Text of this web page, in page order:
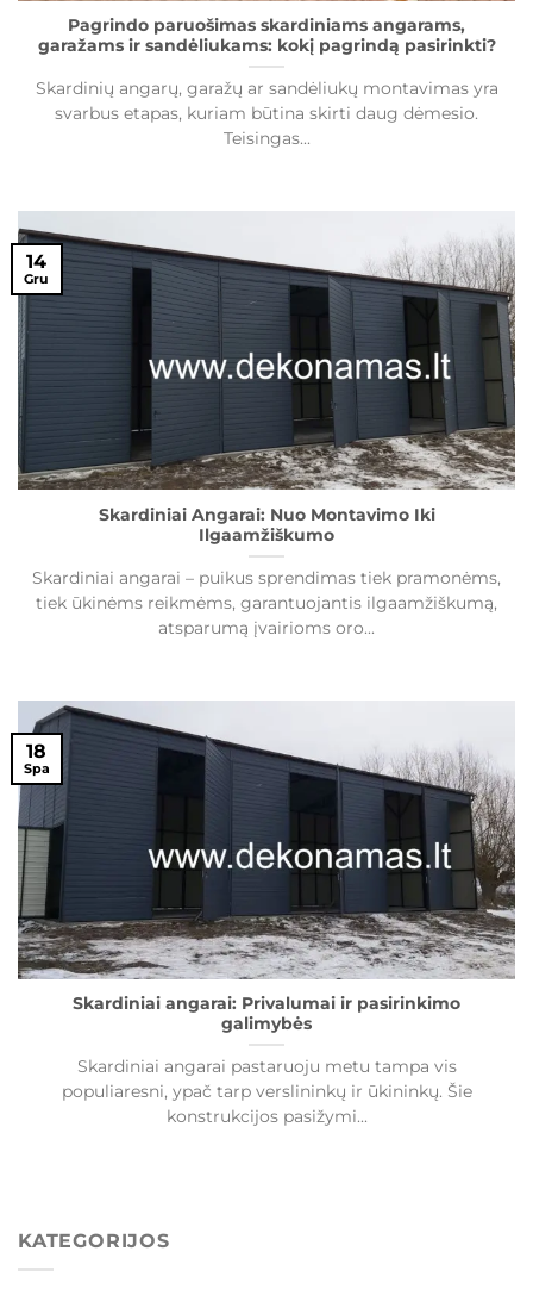
Pagrindo paruošimas skardiniams angarams,
garažams ir sandėliukams: kokį pagrindą pasirinkti?
Skardinių angarų, garažų ar sandėliukų montavimas yra
svarbus etapas, kuriam būtina skirti daug dėmesio.
Teisingas...
Skardiniai Angarai: Nuo Montavimo Iki
Ilgaamžiškumo
Skardiniai angarai – puikus sprendimas tiek pramonėms,
tiek ūkinėms reikmėms, garantuojantis ilgaamžiškumą,
atsparumą įvairioms oro...
14
Gru
Skardiniai angarai: Privalumai ir pasirinkimo
galimybės
Skardiniai angarai pastaruoju metu tampa vis
populiaresni, ypač tarp verslininkų ir ūkininkų. Šie
konstrukcijos pasižymi...
18
Spa
KATEGORIJOS